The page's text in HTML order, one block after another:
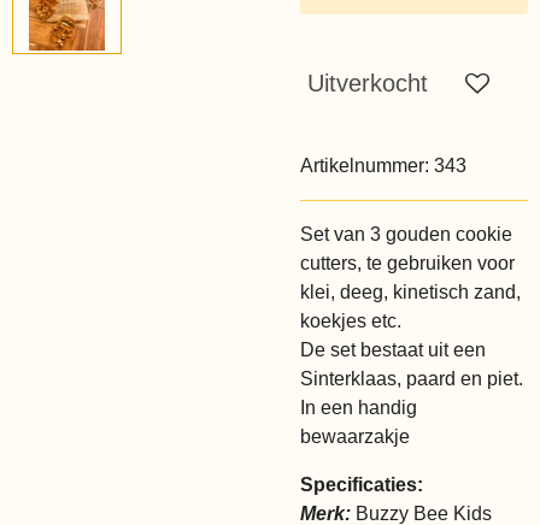
Uitverkocht
Artikelnummer: 343
Set van 3 gouden cookie
cutters, te gebruiken voor
klei, deeg, kinetisch zand,
koekjes etc.
De set bestaat uit een
Sinterklaas, paard en piet.
In een handig
bewaarzakje
Specificaties:
Merk: Buzzy Bee Kids